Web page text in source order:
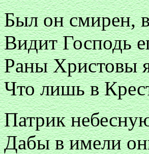
Был он смирен,
Видит Господь
Раны Христовы
Что лишь в
Патрик
Дабы в имели